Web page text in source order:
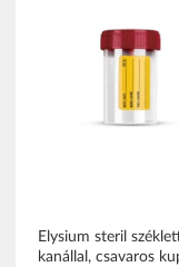
Elysium steril
kanállal, csavaros